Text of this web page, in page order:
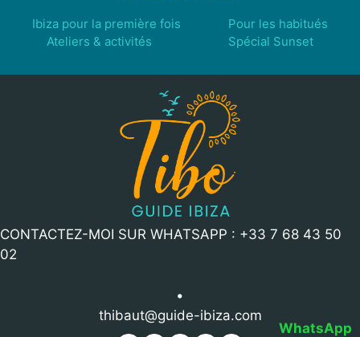
WhatsApp
Ibiza pour la première fois
Pour les habitués
Ateliers & activités
Spécial Sunset
CONTACTEZ-MOI SUR WHATSAPP : +33 7 68 43 50
02
•
thibaut@guide-ibiza.com